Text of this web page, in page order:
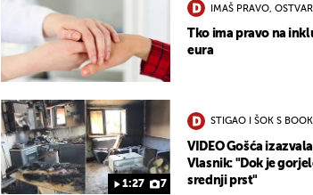
IMAŠ PRAVO,
Tko ima pravo na
eura
1:27 7
STIGAO I ŠOK S
VIDEO Gošća
Vlasnik: "Dok je
srednji prst"